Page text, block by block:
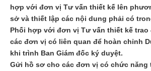
hợp với đơn vị Tư vấn thiết kế lên
sở và thiết lập các nội dung phải có
Phối hợp với đơn vị Tư vấn thiết kế
các đơn vị có liên quan để hoàn chỉnh
khi trình Ban Giám đốc ký duyệt.
Gửi hồ sơ cho các đơn vị có chức năng